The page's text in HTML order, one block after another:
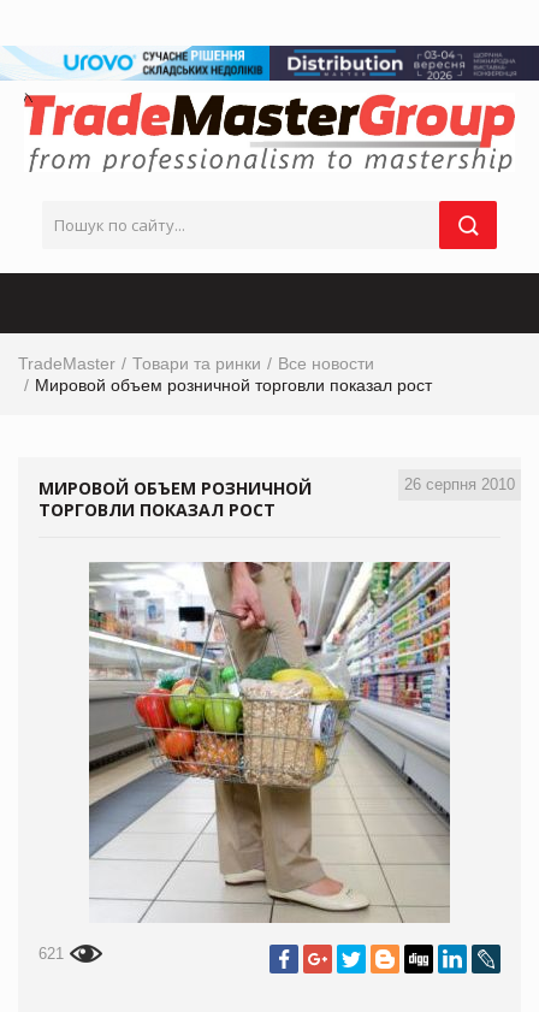
TradeMaster Товари та ринки
Все новости
Мировой объем розничной торговли показал рост
26 серпня 2010
МИРОВОЙ ОБЪЕМ РОЗНИЧНОЙ
ТОРГОВЛИ ПОКАЗАЛ РОСТ
621